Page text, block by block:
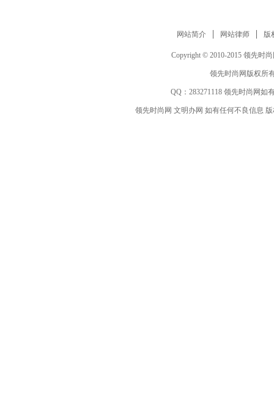
网站简介 网站律师 版
Copyright © 2010-2015 领先时尚
领先时尚网版权所
QQ： 283271118领先时尚网如
领先时尚网 文明办网 如有任何不良信息